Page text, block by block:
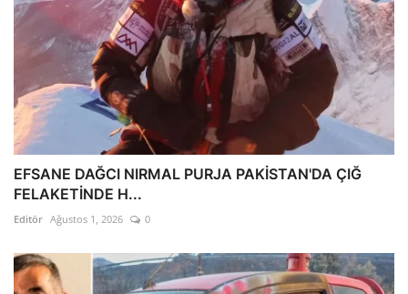
EFSANE DAĞCI NIRMAL PURJA PAKİSTAN'DA ÇIĞ
FELAKETİNDE H...
Editör Ağustos 1, 2026 0